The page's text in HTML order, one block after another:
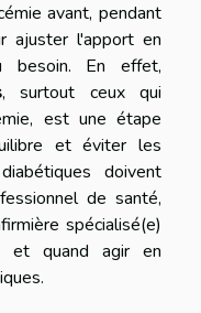
avant, pendant
ajuster l'apport en
besoin. En effet,
, surtout ceux qui
est une étape
et éviter les
doivent
de santé,
spécialisé(e)
et quand agir en